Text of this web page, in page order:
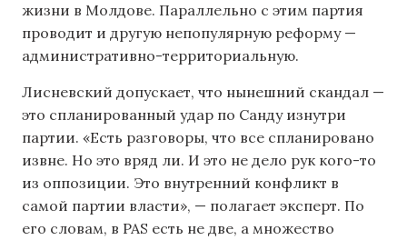
жизни в Молдове. Параллельно с этим партия
проводит и другую непопулярную реформу —
административно-территориальную.
Лисневский допускает, что нынешний скандал —
это спланированный удар по Санду изнутри
партии. «Есть разговоры, что все спланировано
извне. Но это вряд ли. И это не дело рук кого-то
из оппозиции. Это внутренний конфликт в
самой партии власти», — полагает эксперт. По
его словам, в PAS есть не две, а множество